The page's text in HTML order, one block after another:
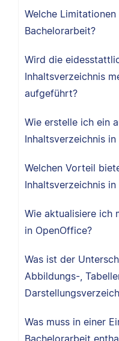
Welche
Bachelorarbeit?
Wird die
Inhaltsverzeichnis
aufgeführt?
Wie erstelle ich ein
Inhaltsverzeichnis
Welchen Vorteil
Inhaltsverzeichnis
Wie aktualisiere ich
in OpenOffice?
Was ist der
Abbildungs-,
Was muss in einer
Bachelorarbeit